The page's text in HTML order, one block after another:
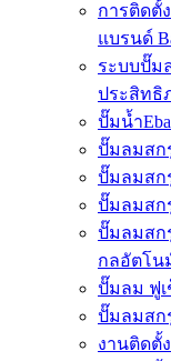
การติดตั้ง
แบรนด์
ระบบปั๊มล
ประสิทธิ
ปั๊มน้ำ
ปั๊มลมสกรู
ปั๊มลมสก
ปั๊มลมสก
ปั๊มลมสก
กลอัตโน
ปั๊มลม ฟูเ
ปั๊มลมสกรู
งานติดตั้